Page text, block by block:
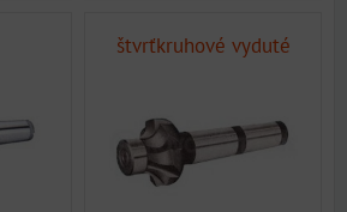
štvrťkruhové vyduté